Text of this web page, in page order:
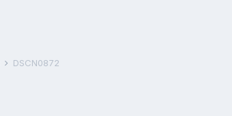
DSCN0872